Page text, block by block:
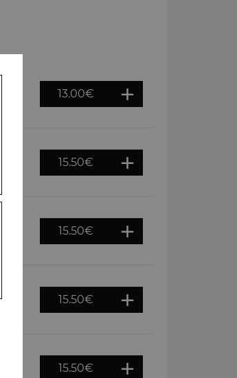
13.00€
15.50€
15.50€
15.50€
15.50€